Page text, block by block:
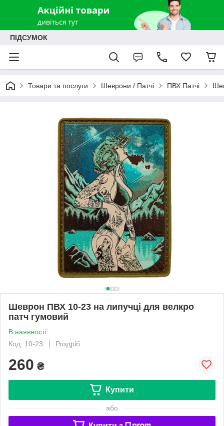
ПІДСУМОК
Товари та послуги Шеврони / Патчі ПВХ Патчі
Шеврон ПВХ 10-23 на липучці для велкро
патч гумовий
В наявності
Код: 10-23
Роздріб
260 ₴
Купити
або